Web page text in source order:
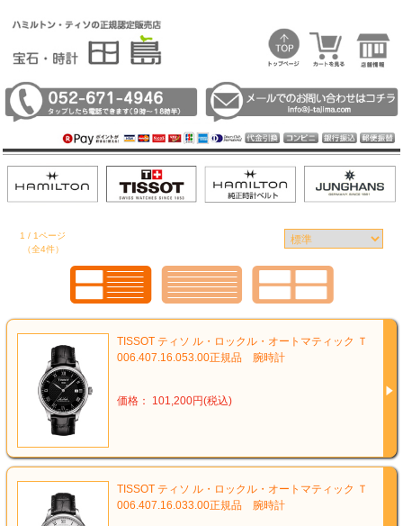
1 / 1ページ
（全4件）
TISSOT ティソ ル・ロックル・オートマティック Ｔ
006.407.16.053.00正規品 腕時計
価格： 101,200円(税込)
TISSOT ティソ ル・ロックル・オートマティック Ｔ
006.407.16.033.00正規品 腕時計